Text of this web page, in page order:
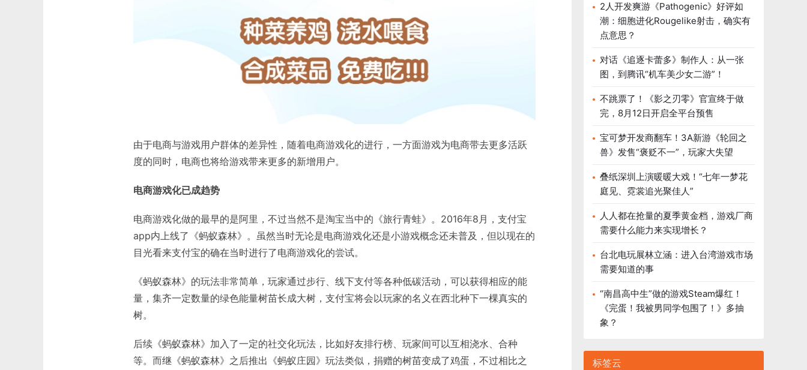
由于电商与游戏用户群体的差异性，随着电商游戏化的进行，一方面游戏为电商带去更多活跃
度的同时，电商也将给游戏带来更多的新增用户。
电商游戏化已成趋势
电商游戏化做的最早的是阿里，不过当然不是淘宝当中的《旅行青蛙》。2016年8月，支付宝
app内上线了《蚂蚁森林》。虽然当时无论是电商游戏化还是小游戏概念还未普及，但以现在的
目光看来支付宝的确在当时进行了电商游戏化的尝试。
《蚂蚁森林》的玩法非常简单，玩家通过步行、线下支付等各种低碳活动，可以获得相应的能
量，集齐一定数量的绿色能量树苗长成大树，支付宝将会以玩家的名义在西北种下一棵真实的
树。
后续《蚂蚁森林》加入了一定的社交化玩法，比如好友排行榜、玩家间可以互相浇水、合种
等。而继《蚂蚁森林》之后推出《蚂蚁庄园》玩法类似，捐赠的树苗变成了鸡蛋，不过相比之
2人开发爽游《Pathogenic》好评如
潮：细胞进化Rougelike射击，确实有
点意思？
对话《追逐卡蕾多》制作人：从一张
图，到腾讯“机车美少女二游”！
不跳票了！《影之刃零》官宣终于做
完，8月12日开启全平台预售
宝可梦开发商翻车！3A新游《轮回之
兽》发售“褒贬不一”，玩家大失望
叠纸深圳上演暖暖大戏！“七年一梦花
庭见、霓裳追光聚佳人”
人人都在抢量的夏季黄金档，游戏厂商
需要什么能力来实现增长？
台北电玩展林立涵：进入台湾游戏市场
需要知道的事
“南昌高中生”做的游戏Steam爆红！
《完蛋！我被男同学包围了！》多抽
象？
标签云